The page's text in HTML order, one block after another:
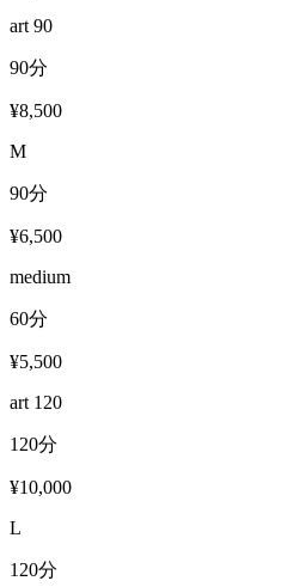
art 90
90分
¥8,500
M
90分
¥6,500
medium
60分
¥5,500
art 120
120分
¥10,000
L
120分